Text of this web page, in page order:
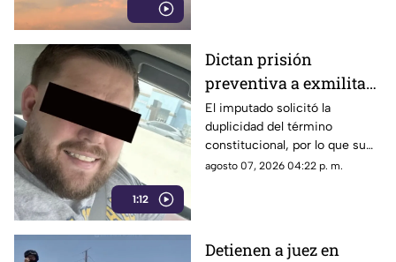
1:12
Dictan prisión
preventiva a exmilitar
estadounidense por
asesinato de tres
personas en Coahuila
El imputado solicitó la
duplicidad del término
constitucional, por lo que su
situación jurídica se definirá
agosto 07, 2026 04:22 p. m.
Detienen a juez en